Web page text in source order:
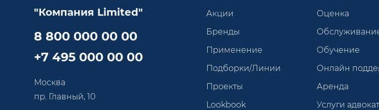
"Компания Limited"
8 800 000 00 00
+7 495 000 00 00
Москва
пр. Главный, 10
Акции
Бренды
Применение
Подборки/Линии
Проекты
Lookbook
Оценка
Обучение
Онлайн
Аренда
Услуги